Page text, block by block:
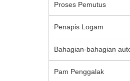
Proses Pemutus
Penapis Logam
Bahagian-bahagian
Pam Penggalak